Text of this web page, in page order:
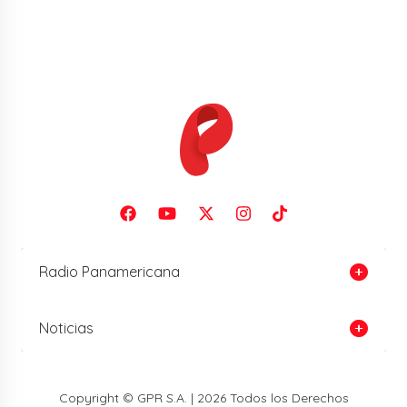
Radio Panamericana
Noticias
Copyright © GPR S.A. | 2026 Todos los Derechos